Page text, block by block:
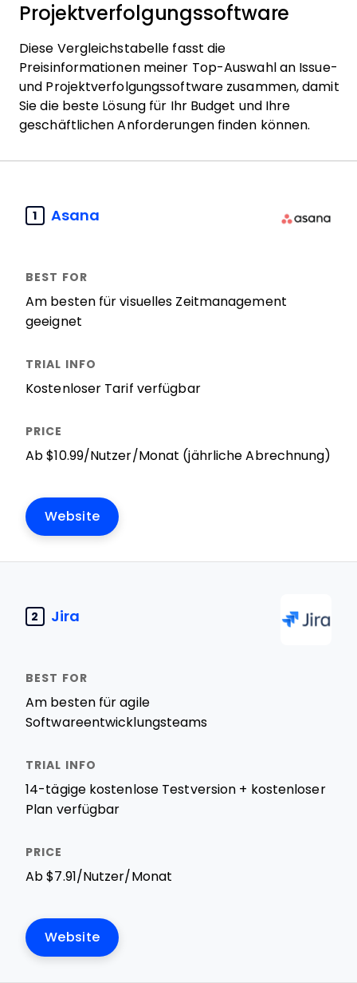
Projektverfolgungssoftware
Diese Vergleichstabelle fasst die
Preisinformationen meiner Top-Auswahl an Issue-
und Projektverfolgungssoftware zusammen, damit
Sie die beste Lösung für Ihr Budget und Ihre
geschäftlichen Anforderungen finden können.
1 Asana
Am besten für visuelles Zeitmanagement
geeignet
Kostenloser Tarif verfügbar
Ab $10.99/Nutzer/Monat (jährliche Abrechnung)
Website
2 Jira
Am besten für agile
Softwareentwicklungsteams
14-tägige kostenlose Testversion + kostenloser
Plan verfügbar
Ab $7.91/Nutzer/Monat
Website